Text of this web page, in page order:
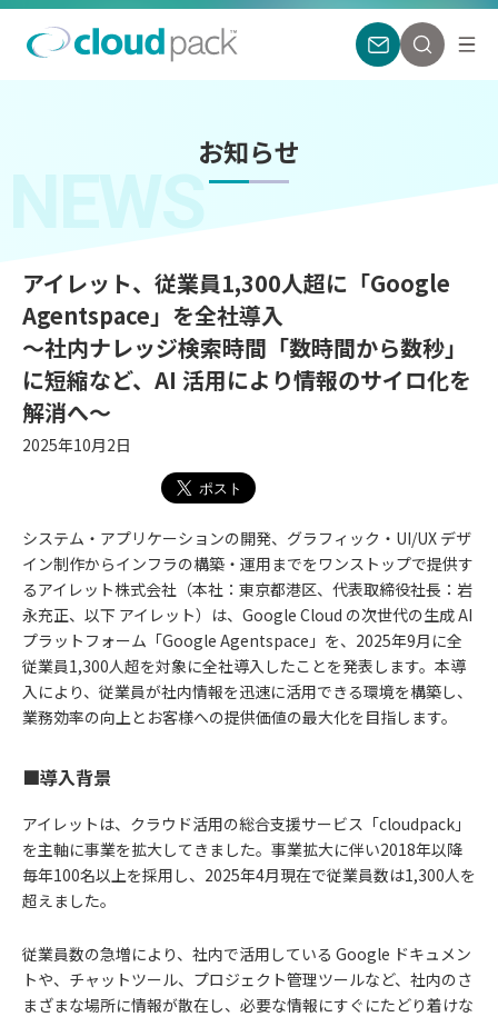
お知らせ
NEWS
アイレット、従業員1,300人超に「Google
Agentspace」を全社導入
〜社内ナレッジ検索時間「数時間から数秒」
に短縮など、AI 活用により情報のサイロ化を
解消へ〜
2025年10月2日
システム・アプリケーションの開発、グラフィック・UI/UX デザ
イン制作からインフラの構築・運用までをワンストップで提供す
るアイレット株式会社（本社：東京都港区、代表取締役社長：岩
永充正、以下 アイレット）は、Google Cloud の次世代の生成 AI
プラットフォーム「Google Agentspace」を、2025年9月に全
従業員1,300人超を対象に全社導入したことを発表します。本導
入により、従業員が社内情報を迅速に活用できる環境を構築し、
業務効率の向上とお客様への提供価値の最大化を目指します。
■導入背景
アイレットは、クラウド活用の総合支援サービス「cloudpack」
を主軸に事業を拡大してきました。事業拡大に伴い2018年以降
毎年100名以上を採用し、2025年4月現在で従業員数は1,300人を
超えました。
従業員数の急増により、社内で活用している Google ドキュメン
トや、チャットツール、プロジェクト管理ツールなど、社内のさ
まざまな場所に情報が散在し、必要な情報にすぐにたどり着けな